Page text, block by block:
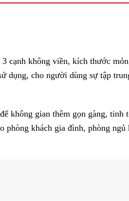
cạnh không viền, kích thước
dụng, cho người dùng sự tập
không gian thêm gọn gàng, tinh
phòng khách gia đình, phòng ngủ